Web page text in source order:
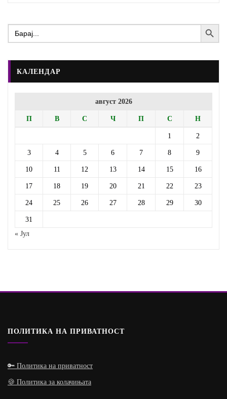
Search
for:
Search Button
КАЛЕНДАР
август 2026
П В С Ч П С Н
1 2
3 4 5 6 7 8 9
10 11 12 13 14 15 16
17 18 19 20 21 22 23
24 25 26 27 28 29 30
31
« Јул
ПОЛИТИКА НА ПРИВАТНОСТ
🔑 Политика на приватност
🍪 Политика за колачињата